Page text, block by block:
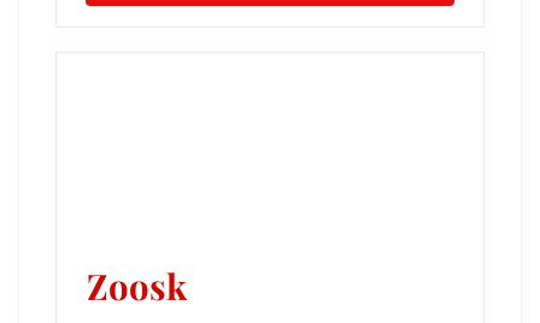
Zoosk